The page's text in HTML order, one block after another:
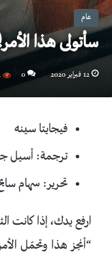
عام
سأتولى هذا
12 فبراير 2020 0
فيجايتا سينه
ترجمة: أسيل
تحرير: سهام
ارفع يدك، إذا كانت
“أنجز هذا وتحمّل